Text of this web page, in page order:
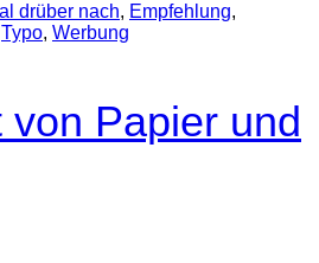
drüber nach, Empfehlung,
Typo, Werbung
von Papier und